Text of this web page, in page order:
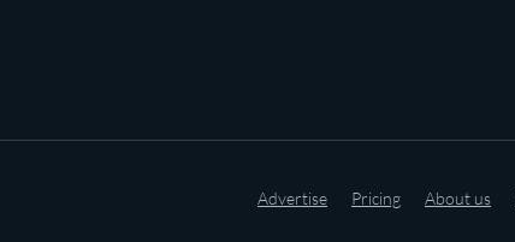
Advertise Pricing About us